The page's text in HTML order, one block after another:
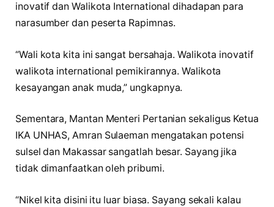
inovatif dan Walikota International dihadapan para
narasumber dan peserta Rapimnas.
“Wali kota kita ini sangat bersahaja. Walikota inovatif
walikota international pemikirannya. Walikota
kesayangan anak muda,” ungkapnya.
Sementara, Mantan Menteri Pertanian sekaligus Ketua
IKA UNHAS, Amran Sulaeman mengatakan potensi
sulsel dan Makassar sangatlah besar. Sayang jika
tidak dimanfaatkan oleh pribumi.
“Nikel kita disini itu luar biasa. Sayang sekali kalau